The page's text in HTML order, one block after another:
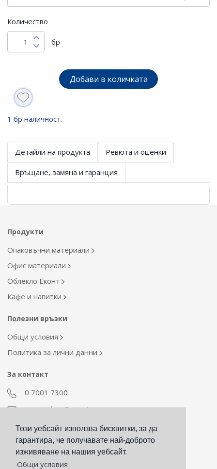
Този уебсайт използва бисквитки, за да
гарантира, че получавате най-доброто
изживяване на нашия уебсайт.
Общи условия
Количество
бр
Добави в количката
1 бр наличност.
Детайли на продукта Ревюта и оценки
Връщане, замяна и гаранция
Продукти
Опаковъчни материали
Офис материали
Облекло Еконт
Кафе и напитки
Полезни връзки
Общи условия
Политика за лични данни
За контакт
0 7001 7300
econt_shop@econt.com
Екип Материални ресурси
otdel_mr@econt.com